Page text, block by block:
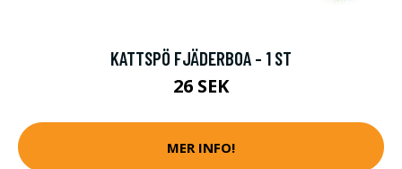
KATTSPÖ FJÄDERBOA - 1 ST
26 SEK
MER INFO!